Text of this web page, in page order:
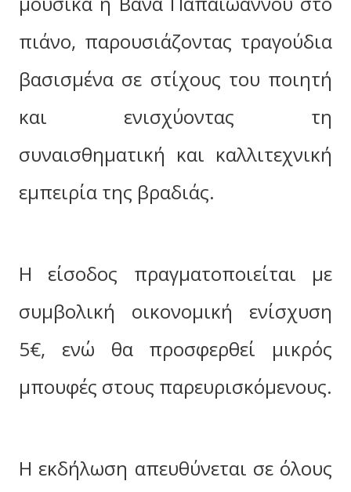
πιάνο, παρουσιάζοντας τραγούδια
βασισμένα σε στίχους του ποιητή
και ενισχύοντας τη
συναισθηματική και καλλιτεχνική
εμπειρία της βραδιάς.
Η είσοδος πραγματοποιείται με
συμβολική οικονομική ενίσχυση
5€, ενώ θα προσφερθεί μικρός
μπουφές στους παρευρισκόμενους.
Η εκδήλωση απευθύνεται σε όλους